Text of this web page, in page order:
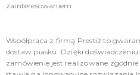
zainteresowaniem.
Współpraca z firmą Prestiż to
dostaw piasku. Dzięki
zamówienie jest realizowane